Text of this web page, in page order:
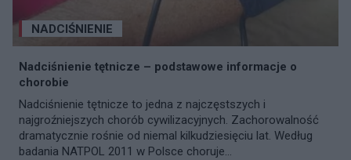
NADCIŚNIENIE
Nadciśnienie tętnicze – podstawowe informacje o
chorobie
Nadciśnienie tętnicze to jedna z najczęstszych i
najgroźniejszych chorób cywilizacyjnych. Zachorowalność
dramatycznie rośnie od niemal kilkudziesięciu lat. Według
badania NATPOL 2011 w Polsce choruje...